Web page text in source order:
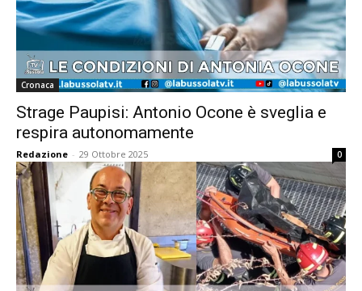
Cronaca
Strage Paupisi: Antonio Ocone è sveglia e
respira autonomamente
Redazione - 29 Ottobre 2025 0